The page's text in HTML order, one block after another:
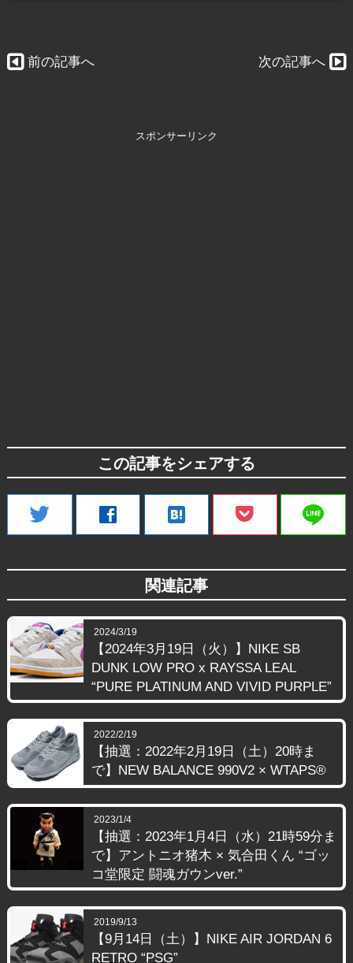
前の記事へ 次の記事へ
スポンサーリンク
この記事をシェアする
twitter facebook hatenabookmark line
関連記事
2024/3/19
【2024年3月19日（火）】NIKE SB
DUNK LOW PRO x RAYSSA LEAL
“PURE PLATINUM AND VIVID PURPLE”
2022/2/19
【抽選：2022年2月19日（土）20時ま
で】NEW BALANCE 990V2 × WTAPS®
2023/1/4
【抽選：2023年1月4日（水）21時59分ま
で】アントニオ猪木 × 気合田くん “ゴッ
コ堂限定 闘魂ガウンver.”
2019/9/13
【9月14日（土）】NIKE AIR JORDAN 6
RETRO “PSG”